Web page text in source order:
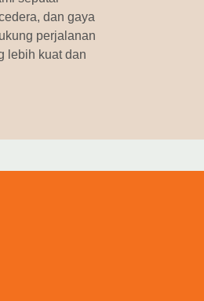
dan gaya
perjalanan
lebih kuat dan